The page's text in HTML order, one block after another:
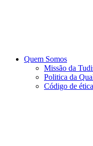
Quem Somos
Missão da
Politica da
Código de